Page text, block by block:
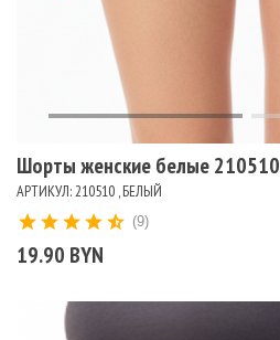
Шорты женские белые 210510
АРТИКУЛ: 210510 , БЕЛЫЙ
19.90 BYN
(9)